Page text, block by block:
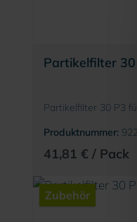
Partikelfilter 30
Partikelfilter 30 P3
Produktnummer:
41,81 € / Pack
Zubehör